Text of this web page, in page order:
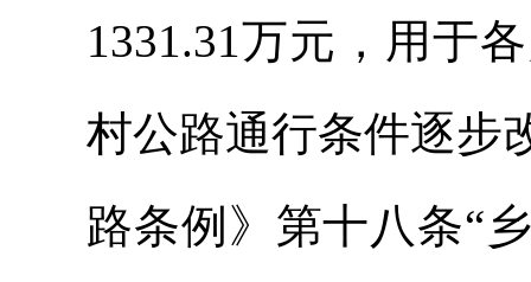
1331.31万元，用于
村公路通行条件逐步
路条例》第十八条“